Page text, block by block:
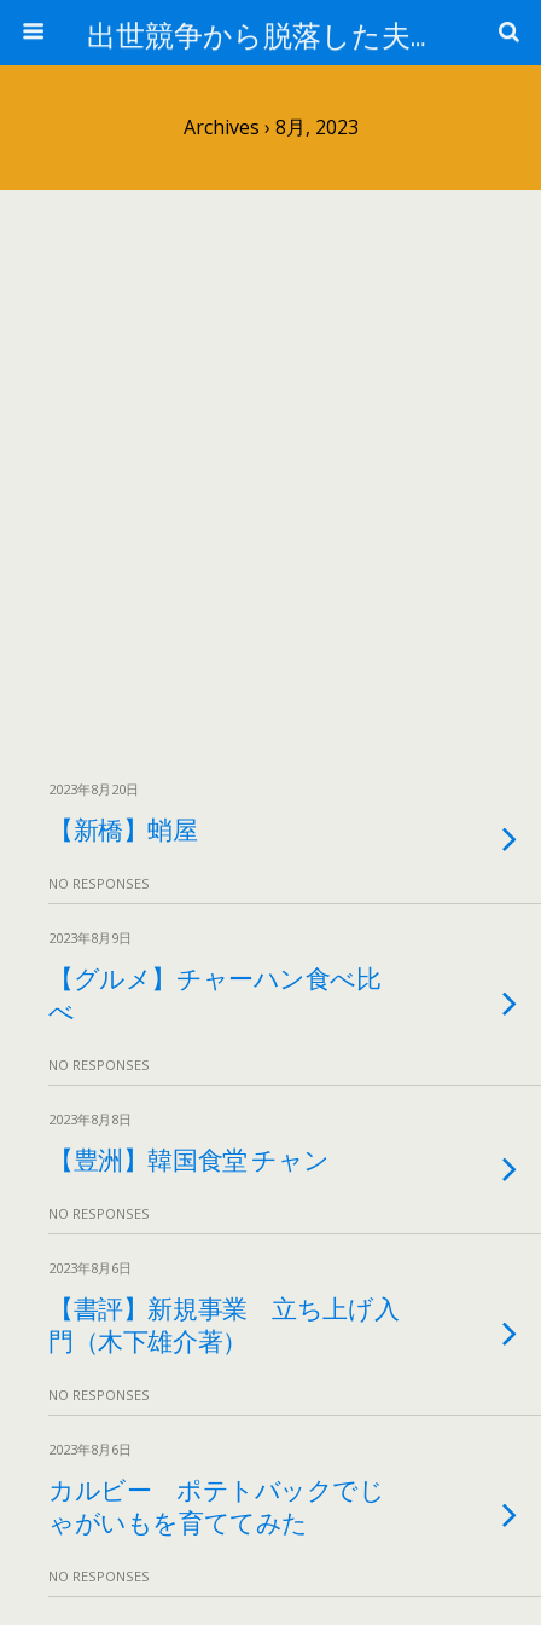
出世競争から脱落した夫と妻の日常
Archives › 8月, 2023
2023年8月20日
【新橋】蛸屋
NO RESPONSES
2023年8月9日
【グルメ】チャーハン食べ比
べ
NO RESPONSES
2023年8月8日
【豊洲】韓国食堂 チャン
NO RESPONSES
2023年8月6日
【書評】新規事業 立ち上げ入
門（木下雄介著）
NO RESPONSES
2023年8月6日
カルビー ポテトバックでじ
ゃがいもを育ててみた
NO RESPONSES